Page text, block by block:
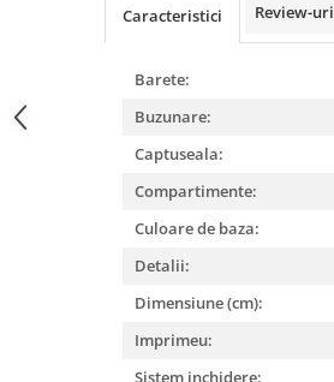
Caracteristici Review-uri
Barete:
Buzunare:
Captuseala:
Compartimente:
Culoare de baza:
Detalii:
Dimensiune (cm):
Imprimeu:
Sistem inchidere: